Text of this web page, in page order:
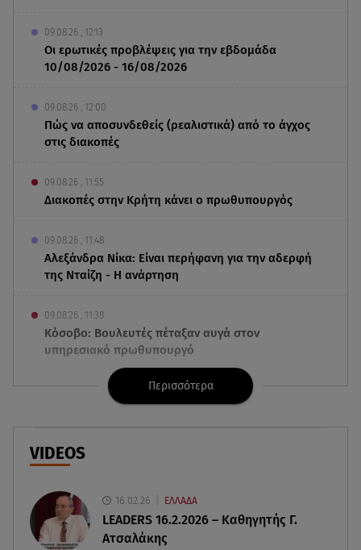
09.08.26 , 12:13
Οι ερωτικές προβλέψεις για την εβδομάδα
10/08/2026 - 16/08/2026
09.08.26 , 12:00
Πώς να αποσυνδεθείς (ρεαλιστικά) από το άγχος
στις διακοπές
09.08.26 , 11:55
Διακοπές στην Κρήτη κάνει ο πρωθυπουργός
09.08.26 , 11:48
Αλεξάνδρα Νίκα: Είναι περήφανη για την αδερφή
της Νταίζη - Η ανάρτηση
09.08.26 , 11:38
Κόσοβο: Βουλευτές πέταξαν αυγά στον
υπηρεσιακό πρωθυπουργό
09.08.26 , 11:23
Μεθυσμένη οδηγός σκότωσε νύφη τη μέρα του
γάμου της
09.08.26 , 11:12
έκανα 500 φορές»
09.08.26 , 10:46
Περισσότερα
VIDEOS
16.02.26 ΕΛΛΑΔΑ
LEADERS 16.2.2026 – Καθηγητής Γ.
Ατσαλάκης